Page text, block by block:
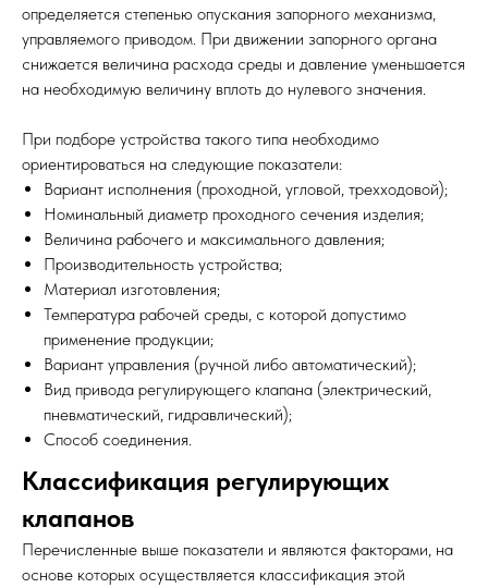
определяется степенью опускания запорного механизма,
управляемого приводом. При движении запорного органа
снижается величина расхода среды и давление уменьшается
на необходимую величину вплоть до нулевого значения.
При подборе устройства такого типа необходимо
ориентироваться на следующие показатели:
Вариант исполнения (проходной, угловой, трехходовой);
Номинальный диаметр проходного сечения изделия;
Величина рабочего и максимального давления;
Производительность устройства;
Материал изготовления;
Температура рабочей среды, с которой допустимо
применение продукции;
Вариант управления (ручной либо автоматический);
Вид привода регулирующего клапана (электрический,
пневматический, гидравлический);
Способ соединения.
Классификация регулирующих
клапанов
Перечисленные выше показатели и являются факторами, на
основе которых осуществляется классификация этой